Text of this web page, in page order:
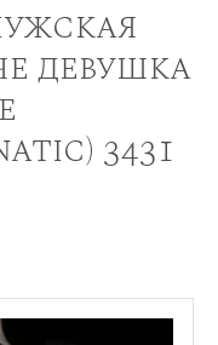
девушка
3431